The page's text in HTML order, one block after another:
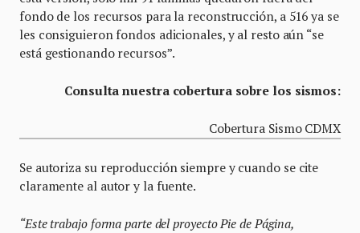
fondo de los recursos para la reconstrucción, a 516 ya se
les consiguieron fondos adicionales, y al resto aún “se
está gestionando recursos”.
Consulta nuestra cobertura sobre los sismos:
Cobertura Sismo CDMX
Se autoriza su reproducción siempre y cuando se cite
claramente al autor y la fuente.
“Este trabajo forma parte del proyecto Pie de Página,